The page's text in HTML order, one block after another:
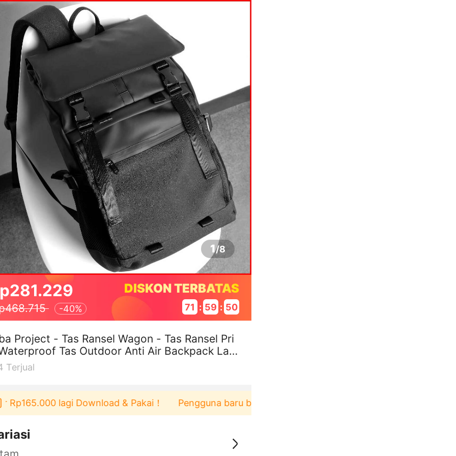
1/8
-40%
DISKON TERBATAS
71 : 59 : 49
Project - Tas Ransel Wagon - Tas Ransel Pri
Tas Outdoor Anti Air Backpack Lap
Tas Punggung Pria Wani
Terjual
lagi Download & Pakai！ Pengguna baru berbelanja di aplikasi Akulaku bisa dapat voucher